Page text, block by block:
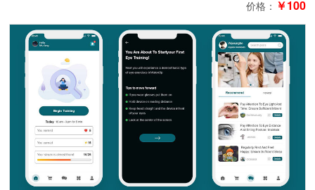
价格： ￥100